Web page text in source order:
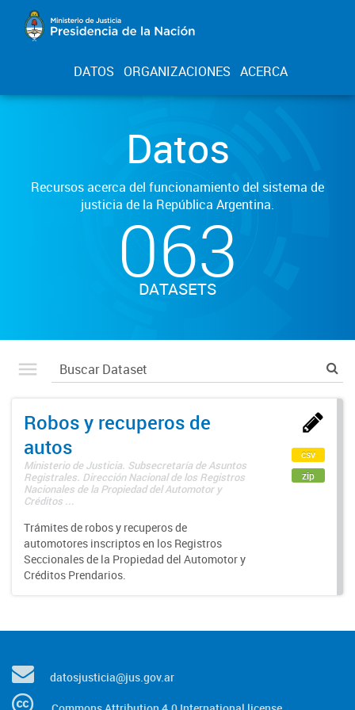
DATOS ORGANIZACIONES ACERCA
Datos
Recursos acerca del funcionamiento del sistema de
justicia de la República Argentina.
063
DATASETS
Robos y recuperos de
autos
Ministerio de Justicia. Subsecretaría de Asuntos
Registrales. Dirección Nacional de los Registros
Nacionales de la Propiedad del Automotor y
Créditos ...
Trámites de robos y recuperos de
automotores inscriptos en los Registros
Seccionales de la Propiedad del Automotor y
Créditos Prendarios.
csv
zip
datosjusticia@jus.gov.ar